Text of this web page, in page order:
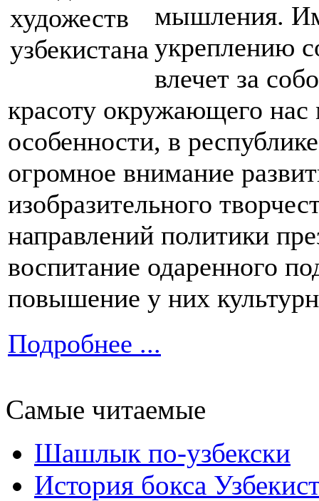
мышления.
укреплению
влечет за
красоту окружающего
особенности, в
огромное внимание
изобразительного
направлений политики
воспитание одаренного
повышение у них
Подробнее ...
Самые читаемые
Шашлык по-узбекски
История бокса